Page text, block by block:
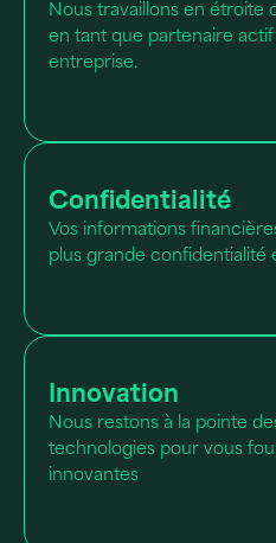
Nous travaillons en étroite
en tant que partenaire
entreprise.
Confidentialité
Vos informations
plus grande confidentialité
Innovation
Nous restons à la pointe
technologies pour vous
innovantes